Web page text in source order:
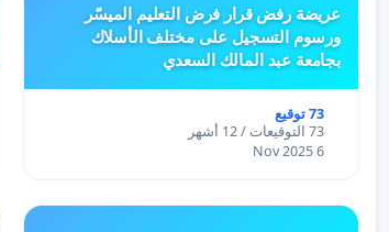
عريضة رفض قرار فرض التعليم الميسّر
ورسوم التسجيل على مختلف الأسلاك
بجامعة عبد المالك السعدي
73 توقيع
73 التوقيعات / 12 أشهر
6 Nov 2025